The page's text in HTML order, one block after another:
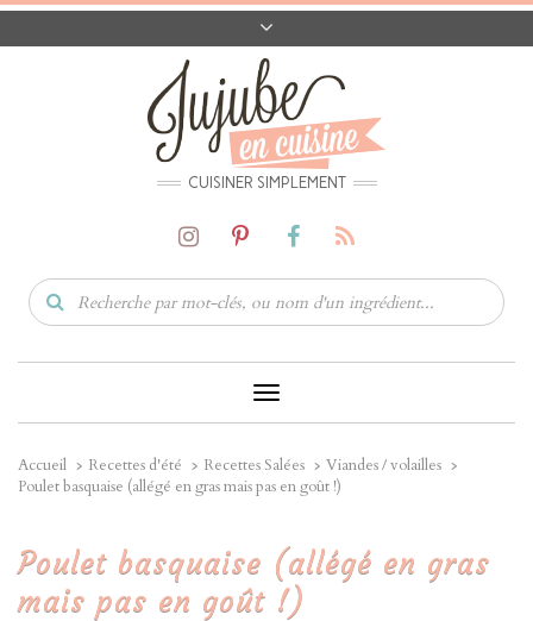
CONTACT
CODES PROMO
MATÉRIEL
CUISINER SIMPLEMENT
Toggle
Navigation
Accueil Recettes d'été Recettes Salées
Viandes / volailles
Poulet basquaise (allégé en gras mais pas en goût !)
Poulet basquaise (allégé en gras
mais pas en goût !)